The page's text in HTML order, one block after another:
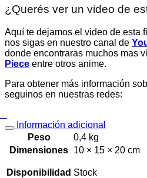
¿Querés ver un video de
Aquí te dejamos el video de esta
nos sigas en nuestro canal de
donde encontraras muchos mas
Piece entre otros anime.
Para obtener más información
seguinos en nuestras redes:
Información adicional
Peso
0,4 kg
Dimensiones 10 × 15 × 20 cm
Disponibilidad Stock